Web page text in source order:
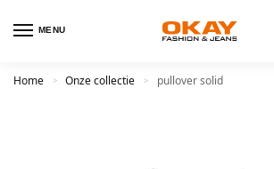
MENU
Home > Onze collectie > pullover solid